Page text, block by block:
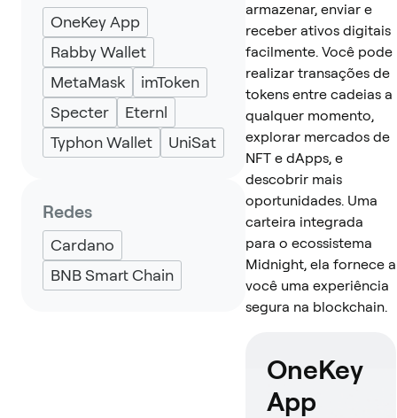
OneKey App
Rabby Wallet
MetaMask
imToken
Specter
Eternl
Typhon Wallet
UniSat
Redes
Cardano
BNB Smart Chain
armazenar, enviar e
receber ativos digitais
facilmente. Você pode
realizar transações de
tokens entre cadeias a
qualquer momento,
explorar mercados de
NFT e dApps, e
descobrir mais
oportunidades. Uma
carteira integrada
para o ecossistema
Midnight, ela fornece a
você uma experiência
segura na blockchain.
OneKey
App